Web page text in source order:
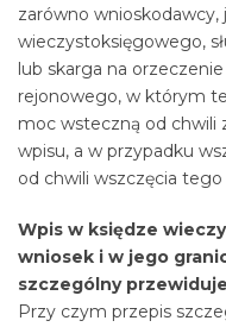
zarówno
wieczystoksięgowego,
lub skarga na
rejonowego, w którym
moc wsteczną od chwili
wpisu, a w przypadku
od chwili wszczęcia
Wpis w księdze
wniosek i w jego
szczególny
Przy czym przepis